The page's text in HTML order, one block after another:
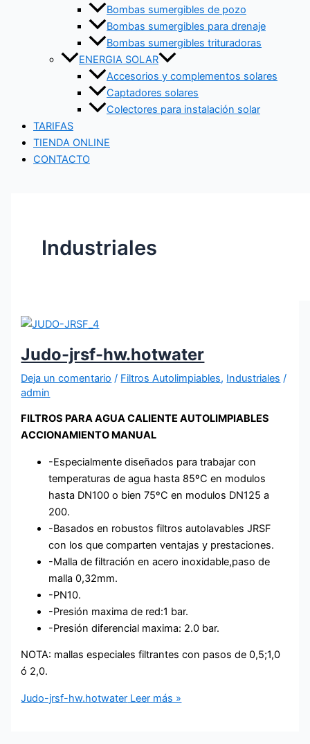
Bombas sumergibles de pozo
Bombas sumergibles para drenaje
Bombas sumergibles trituradoras
ENERGIA SOLAR
Accesorios y complementos solares
Captadores solares
Colectores para instalación solar
TARIFAS
TIENDA ONLINE
CONTACTO
Industriales
Judo-jrsf-hw.hotwater
Deja un comentario / Filtros Autolimpiables, Industriales /
admin
FILTROS PARA AGUA CALIENTE AUTOLIMPIABLES
ACCIONAMIENTO MANUAL
-Especialmente diseñados para trabajar con
temperaturas de agua hasta 85ºC en modulos
hasta DN100 o bien 75ºC en modulos DN125 a
200.
-Basados en robustos filtros autolavables JRSF
con los que comparten ventajas y prestaciones.
-Malla de filtración en acero inoxidable,paso de
malla 0,32mm.
-PN10.
-Presión maxima de red:1 bar.
-Presión diferencial maxima: 2.0 bar.
NOTA: mallas especiales filtrantes con pasos de 0,5;1,0
ó 2,0.
Judo-jrsf-hw.hotwater Leer más »